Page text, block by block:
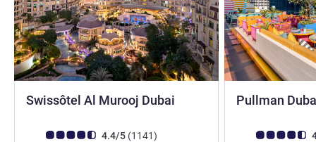
Swissôtel Al Murooj Dubai
고객 평점 (ALL 평가)
4.4/5 (1141리뷰
)
Pullman
고객 평점 (ALL 평